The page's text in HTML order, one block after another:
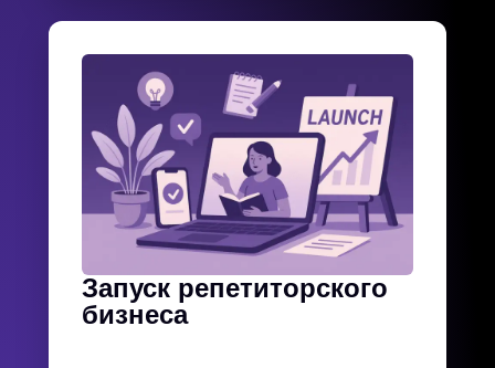
Запуск репетиторского
бизнеса